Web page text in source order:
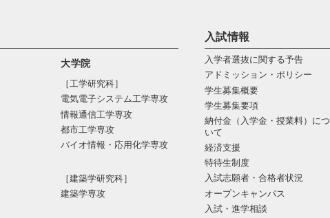
大学院
［工学研究科］
電気電⼦システム⼯学専攻
情報通信⼯学専攻
都市⼯学専攻
バイオ情報・応⽤化学専攻
［建築学研究科］
建築学専攻
入試情報
入学者選抜に関する予告
アドミッション・ポリシー
学生募集概要
学生募集要項
納付金（入学金・授業料）につ
いて
経済支援
特待生制度
入試志願者・合格者状況
オープンキャンパス
入試・進学相談